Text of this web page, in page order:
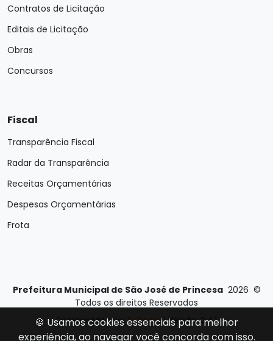
Contratos de Licitação
Editais de Licitação
Obras
Concursos
Fiscal
Transparência Fiscal
Radar da Transparência
Receitas Orçamentárias
Despesas Orçamentárias
Frota
Prefeitura Municipal de São José de Princesa 2026 ©
Todos os direitos Reservados
Desenvolvido porE-Ticons| Versão: 2.4.1
🍪 Usamos cookies essenciais para melhor
experiência, ao navegar você concorda com isso.